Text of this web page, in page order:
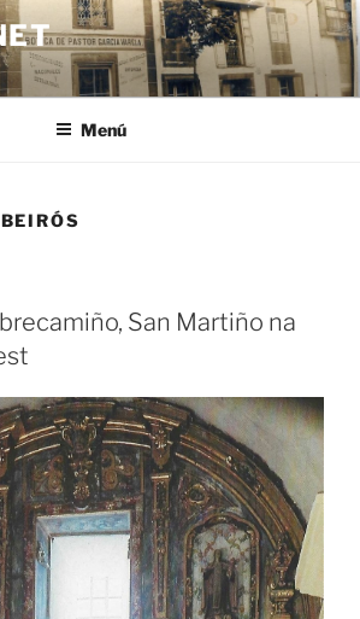
Menú
San Martiño na